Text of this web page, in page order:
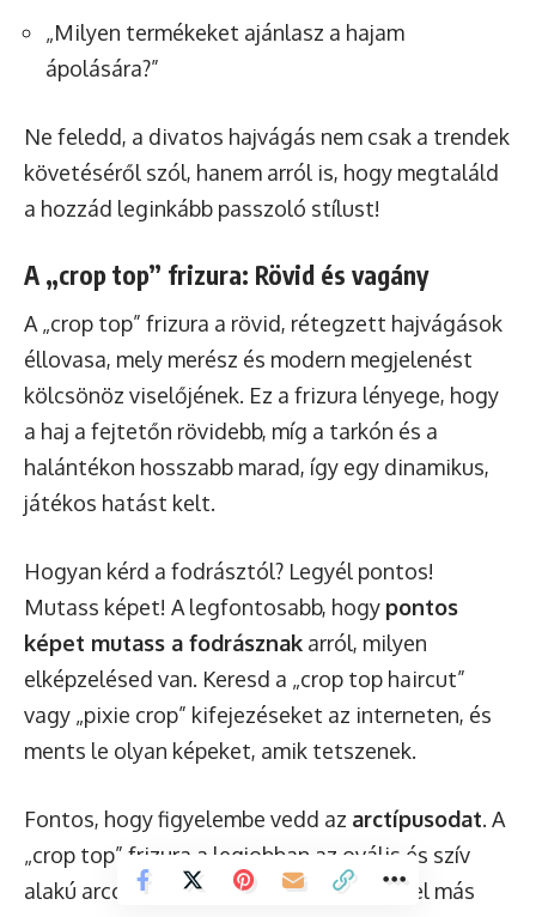
„Milyen termékeket ajánlasz a hajam
ápolására?”
Ne feledd, a divatos hajvágás nem csak a trendek
követéséről szól, hanem arról is, hogy megtaláld
a hozzád leginkább passzoló stílust!
A „crop top” frizura: Rövid és vagány
A „crop top” frizura a rövid, rétegzett hajvágások
éllovasa, mely merész és modern megjelenést
kölcsönöz viselőjének. Ez a frizura lényege, hogy
a haj a fejtetőn rövidebb, míg a tarkón és a
halántékon hosszabb marad, így egy dinamikus,
játékos hatást kelt.
Hogyan kérd a fodrásztól? Legyél pontos!
Mutass képet! A legfontosabb, hogy pontos
képet mutass a fodrásznak arról, milyen
elképzelésed van. Keresd a „crop top haircut”
vagy „pixie crop” kifejezéseket az interneten, és
ments le olyan képeket, amik tetszenek.
Fontos, hogy figyelembe vedd az arctípusodat. A
„crop top” frizura a legjobban az ovális és szív
alakú arcokhoz illik, de ügyes rétegzéssel más